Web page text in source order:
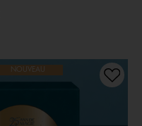
NOUVEAU